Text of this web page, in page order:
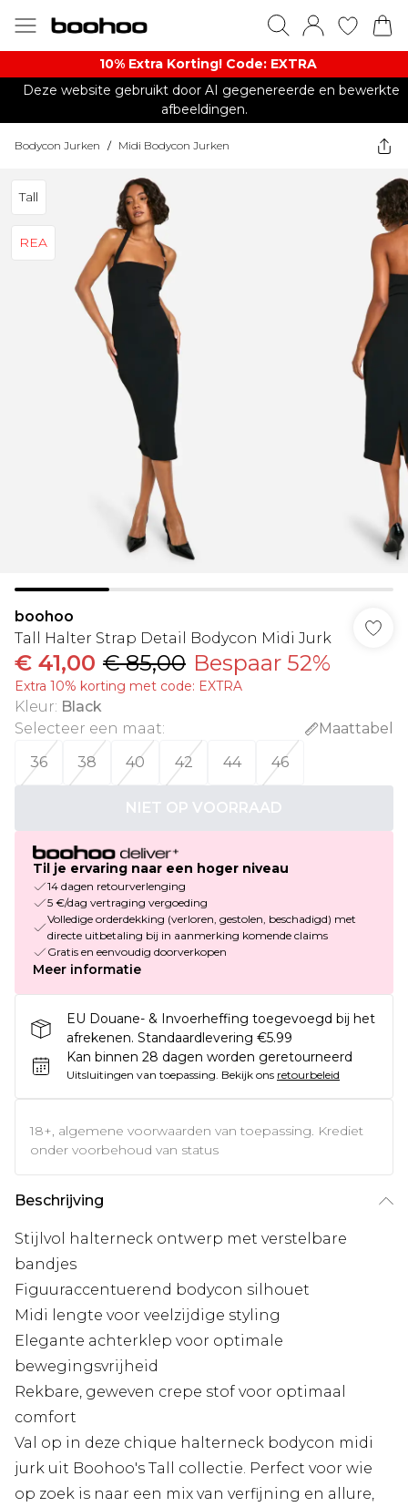
10% Extra Korting! Code: EXTRA​
Deze website gebruikt door AI gegenereerde en bewerkte
afbeeldingen.
Bodycon Jurken / Midi Bodycon Jurken
Tall
REA
boohoo
Tall Halter Strap Detail Bodycon Midi Jurk
€ 41,00 € 85,00 Bespaar 52%
Extra 10% korting met code: EXTRA
Kleur: Black
Selecteer een maat:
Maattabel
36
38 40 42 44 46
NIET OP VOORRAAD
Til je ervaring naar een hoger niveau
14 dagen retourverlenging
5 €/dag vertraging vergoeding
Volledige orderdekking (verloren, gestolen, beschadigd) met
directe uitbetaling bij in aanmerking komende claims
Gratis en eenvoudig doorverkopen
Meer informatie
EU Douane- & Invoerheffing toegevoegd bij het
afrekenen. Standaardlevering €5.99
Kan binnen 28 dagen worden geretourneerd
Uitsluitingen van toepassing. Bekijk ons retourbeleid
18+, algemene voorwaarden van toepassing. Krediet
onder voorbehoud van status
Beschrijving
Stijlvol halterneck ontwerp met verstelbare
bandjes
Figuuraccentuerend bodycon silhouet
Midi lengte voor veelzijdige styling
Elegante achterklep voor optimale
bewegingsvrijheid
Rekbare, geweven crepe stof voor optimaal
comfort
Val op in deze chique halterneck bodycon midi
jurk uit Boohoo's Tall collectie. Perfect voor wie
op zoek is naar een mix van verfijning en allure,